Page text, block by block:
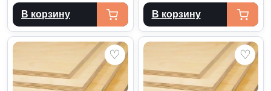
В корзину В корзину
♡ ♡